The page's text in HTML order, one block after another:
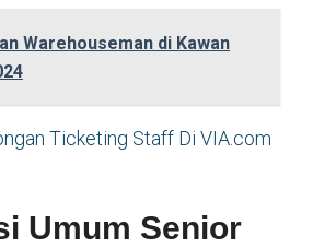
Warehouseman di Kawan
Ticketing Staff Di VIA.com
Umum Senior